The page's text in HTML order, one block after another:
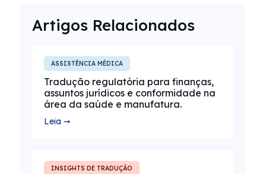
Artigos Relacionados
ASSISTÊNCIA MÉDICA
Tradução regulatória para finanças,
assuntos jurídicos e conformidade na
área da saúde e manufatura.
Leia ➞
INSIGHTS DE TRADUÇÃO